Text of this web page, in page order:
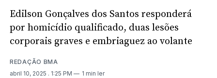
Edilson Gonçalves dos Santos responderá
por homicídio qualificado, duas lesões
corporais graves e embriaguez ao volante
REDAÇÃO BMA
abril 10, 2025 . 1:25 PM 1 min ler